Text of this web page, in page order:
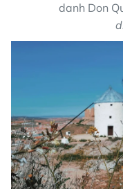
danh Don